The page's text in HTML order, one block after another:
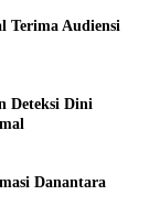
Terima Audiensi
Deteksi Dini
Danantara